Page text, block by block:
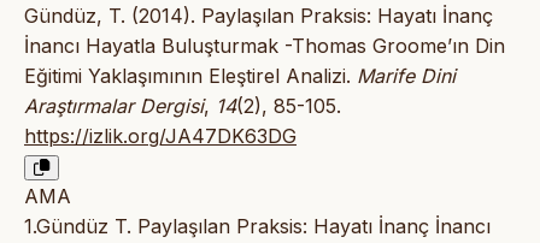
Gündüz, T. (2014). Paylaşılan Praksis: Hayatı İnanç
İnancı Hayatla Buluşturmak -Thomas Groome’ın Din
Eğitimi Yaklaşımının Eleştirel Analizi. Marife Dini
Araştırmalar Dergisi, 14(2), 85-105.
https://izlik.org/JA47DK63DG
AMA
1.Gündüz T. Paylaşılan Praksis: Hayatı İnanç İnancı